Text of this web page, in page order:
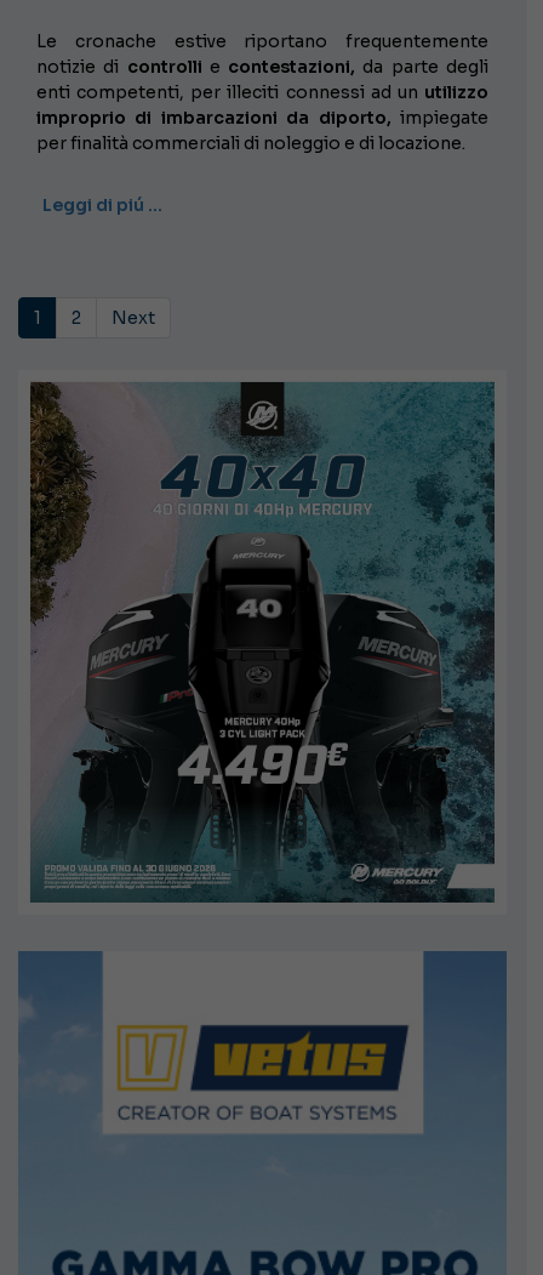
Le cronache estive riportano frequentemente
notizie di controlli e contestazioni, da parte degli
enti competenti, per illeciti connessi ad un utilizzo
improprio di imbarcazioni da diporto, impiegate
per finalità commerciali di noleggio e di locazione.
Leggi di piú …
1 2 Next